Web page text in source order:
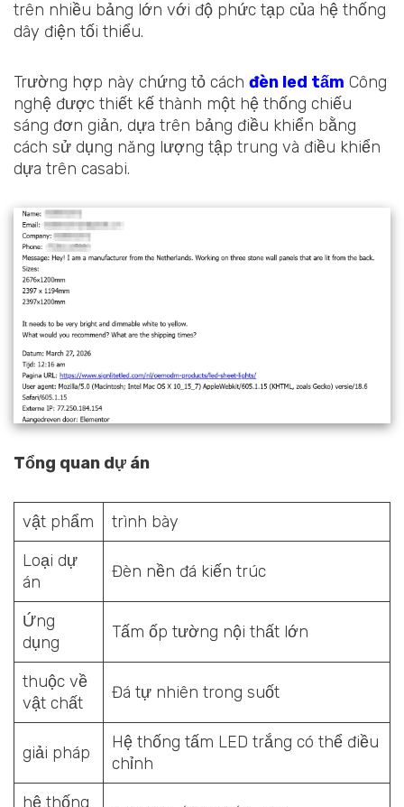
trên nhiều bảng lớn với độ phức tạp của hệ thống
dây điện tối thiểu.
Trường hợp này chứng tỏ cách đèn led tấm Công
nghệ được thiết kế thành một hệ thống chiếu
sáng đơn giản, dựa trên bảng điều khiển bằng
cách sử dụng năng lượng tập trung và điều khiển
dựa trên casabi.
Tổng quan dự án
vật phẩm
trình bày
Loại dự
án
Đèn nền đá kiến trúc
Ứng
dụng
Tấm ốp tường nội thất lớn
thuộc về
vật chất
Đá tự nhiên trong suốt
giải pháp
Hệ thống tấm LED trắng có thể điều
chỉnh
hệ thống